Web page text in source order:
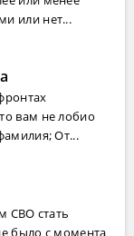
или нет...
вам не лобио
От...
СВО стать
было с момента